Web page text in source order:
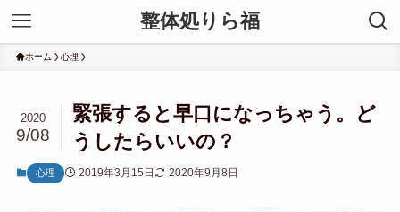
整体処りら福
ホーム 心理
緊張すると早口になっちゃう。ど
うしたらいいの？
2020
9/08
心理 2019年3月15日 2020年9月8日